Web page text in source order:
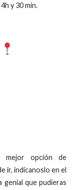
y 30 min.
mejor opción de
ir, indicanoslo en el
genial que pudieras